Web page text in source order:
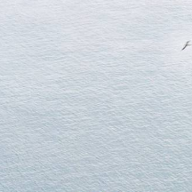
par les landes et les
- L'Irlande au grand air
de Clare et Connemara : le
pour parents et enfants
CHF 2000 à CHF 2900